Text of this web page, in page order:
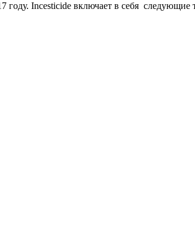
году. Incesticide включает в себя